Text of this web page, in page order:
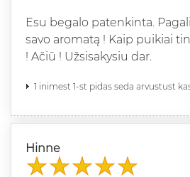
Esu begalo patenkinta.
savo aromatą ! Kaip puikiai
! Ačiū ! Užsisakysiu dar.
1 inimest 1-st pidas seda arvustust
Hinne